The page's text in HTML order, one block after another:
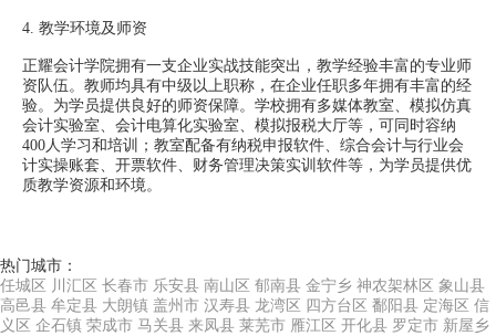
4. 教学环境及师资
正耀会计学院拥有一支企业实战技能突出，教学经验丰富的专业师
资队伍。教师均具有中级以上职称，在企业任职多年拥有丰富的经
验。为学员提供良好的师资保障。学校拥有多媒体教室、模拟仿真
会计实验室、会计电算化实验室、模拟报税大厅等，可同时容纳
400人学习和培训；教室配备有纳税申报软件、综合会计与行业会
计实操账套、开票软件、财务管理决策实训软件等，为学员提供优
质教学资源和环境。
热门城市：
任城区 川汇区 长春市 乐安县 南山区 郁南县 金宁乡 神农架林区 象山县
高邑县 牟定县 大朗镇 盖州市 汉寿县 龙湾区 四方台区 鄱阳县 定海区 信
义区 企石镇 荣成市 马关县 来凤县 莱芜市 雁江区 开化县 罗定市 新屋乡